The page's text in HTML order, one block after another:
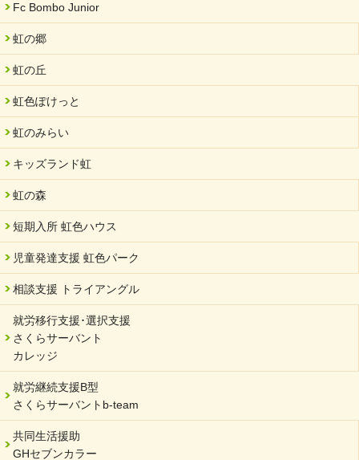
Fc Bombo Junior
虹の郷
虹の丘
虹色ぽけっと
虹のみらい
キッズランド虹
虹の森
短期入所 虹色ハウス
児童発達支援 虹色パーク
相談支援 トライアングル
就労移行支援･選択支援
さくらサーバント
カレッジ
就労継続支援B型
さくらサーバントb-team
共同生活援助
GHセブンカラー